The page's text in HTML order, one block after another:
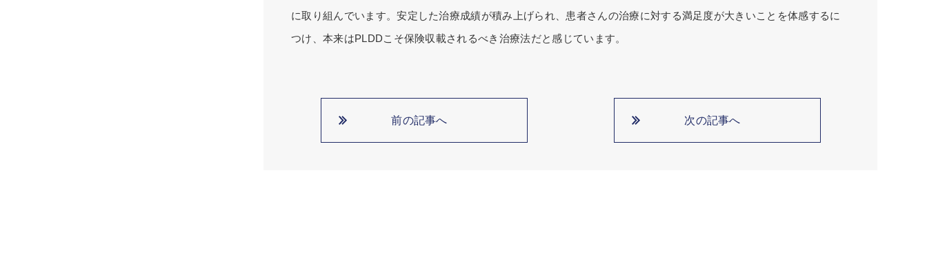
に取り組んでいます。安定した治療成績が積み上げられ、患者さんの治療に対する満足度が大きいことを体感するに
つけ、本来はPLDDこそ保険収載されるべき治療法だと感じています。
前の記事へ 次の記事へ